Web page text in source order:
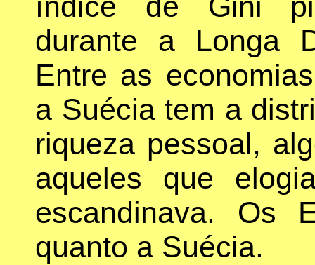
durante a Longa
Entre as
a Suécia tem a
riqueza pessoal,
aqueles que
escandinava. Os
quanto a Suécia.